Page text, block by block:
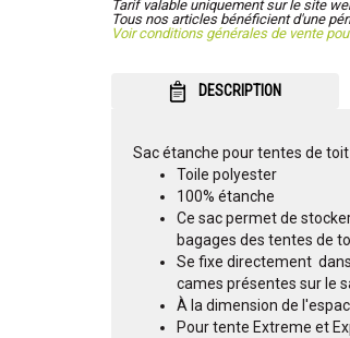
Tarif valable uniquement sur le site
Tous nos articles bénéficient d'une
Voir conditions générales de vente
DESCRIPTION
Sac étanche pour tentes de
Toile polyester
100% étanche
Ce sac permet de
bagages des tentes de
Se fixe directement
cames présentes sur le
À la dimension de
Pour tente Extreme et